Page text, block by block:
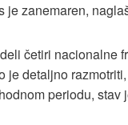
je zanemaren,
četiri nacionalne
je detaljno
periodu, stav